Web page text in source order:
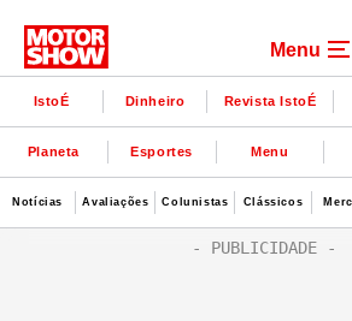
Menu
IstoÉ Dinheiro Revista IstoÉ
Planeta Esportes Menu
Notícias Avaliações Colunistas Clássicos